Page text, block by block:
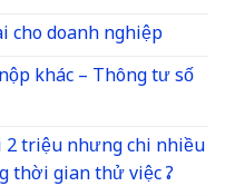
cho doanh nghiệp
khác – Thông tư số
triệu nhưng chi nhiều
thời gian thử việc ?